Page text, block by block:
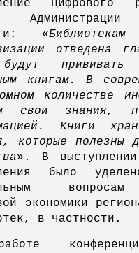
цифрового
Администрации
«
отведена
книгам. В
количестве
свои знания,
Книги
которые полезны
». В выступлении
было
экономики
в частности.